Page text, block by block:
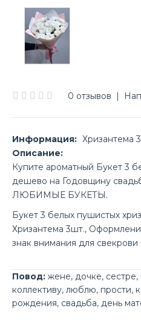
0 отзывов |
Информация: Хризантема
Описание:
Купите ароматный Букет 3
дешево на Годовщину
ЛЮБИМЫЕ БУКЕТЫ.
Букет 3 белых пушистых
Хризантема 3шт.,
знак внимания для свекрови
Повод: жене, дочке, сестре,
коллективу, люблю, прости,
рождения, свадьба, день